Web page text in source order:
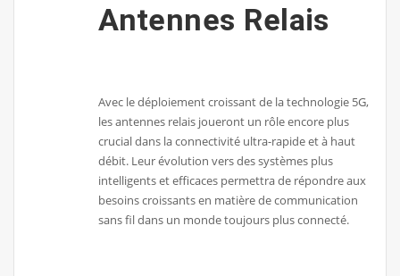
Antennes Relais
Avec le déploiement croissant de la technologie 5G,
les antennes relais joueront un rôle encore plus
crucial dans la connectivité ultra-rapide et à haut
débit. Leur évolution vers des systèmes plus
intelligents et efficaces permettra de répondre aux
besoins croissants en matière de communication
sans fil dans un monde toujours plus connecté.